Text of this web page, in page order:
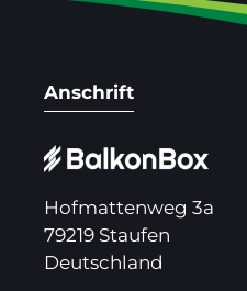
Anschrift
Hofmattenweg 3a
79219 Staufen
Deutschland